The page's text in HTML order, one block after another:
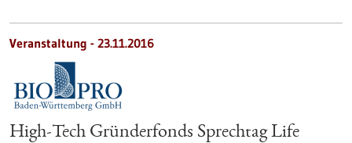
Veranstaltung - 23.11.2016
High-Tech Gründerfonds Sprechtag Life